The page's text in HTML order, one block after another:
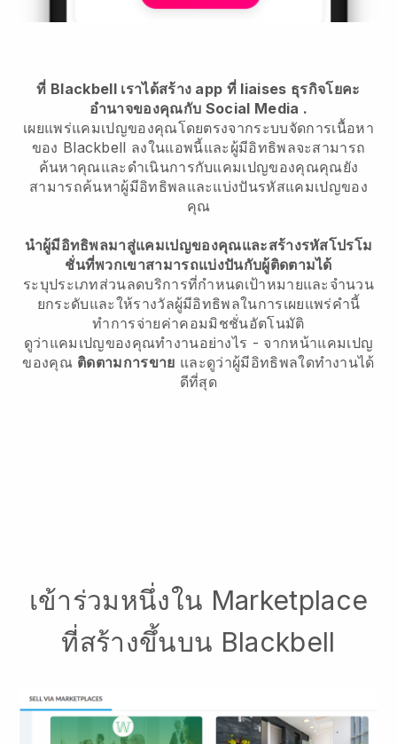
ที่ Blackbell เราได้สร้าง app ที่ liaises ธุรกิจโยคะ
อำนาจของคุณกับ Social Media .
เผยแพร่แคมเปญของคุณโดยตรงจากระบบจัดการเนื้อหา
ของ Blackbell ลงในแอพนี้และผู้มีอิทธิพลจะสามารถ
ค้นหาคุณและดำเนินการกับแคมเปญของคุณคุณยัง
สามารถค้นหาผู้มีอิทธิพลและแบ่งปันรหัสแคมเปญของ
คุณ
นำผู้มีอิทธิพลมาสู่แคมเปญของคุณและสร้างรหัสโปรโม
ชั่นที่พวกเขาสามารถแบ่งปันกับผู้ติดตามได้
ระบุประเภทส่วนลดบริการที่กำหนดเป้าหมายและจำนวน
ยกระดับและให้รางวัลผู้มีอิทธิพลในการเผยแพร่คำนี้
ทำการจ่ายค่าคอมมิชชั่นอัตโนมัติ
ดูว่าแคมเปญของคุณทำงานอย่างไร - จากหน้าแคมเปญ
ของคุณ ติดตามการขาย และดูว่าผู้มีอิทธิพลใดทำงานได้
ดีที่สุด
เข้าร่วมหนึ่งใน Marketplace
ที่สร้างขึ้นบน Blackbell